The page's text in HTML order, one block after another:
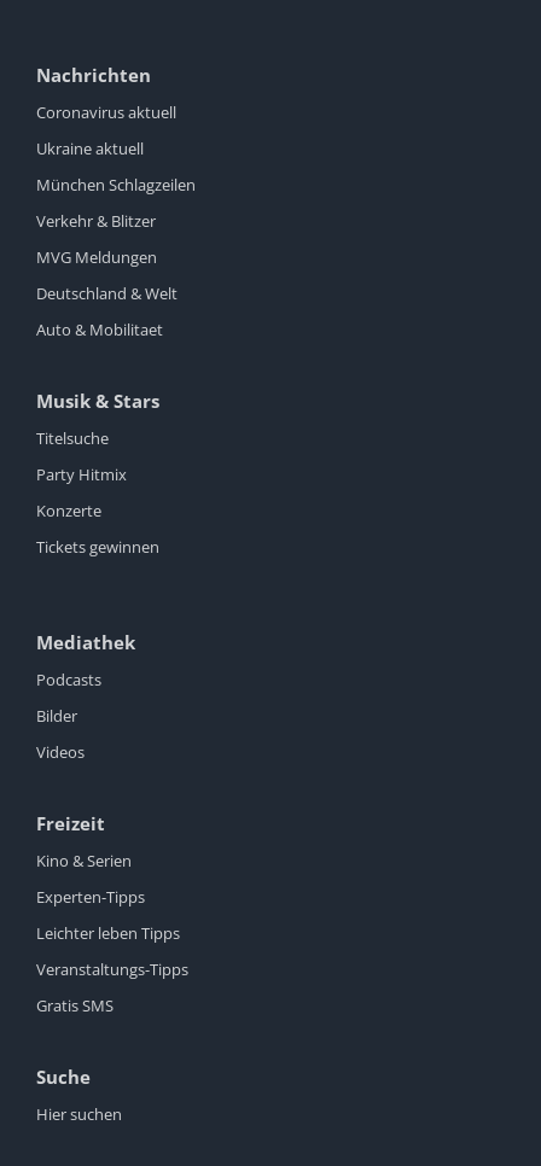
Nachrichten
Coronavirus aktuell
Ukraine aktuell
München Schlagzeilen
Verkehr & Blitzer
MVG Meldungen
Deutschland & Welt
Auto & Mobilitaet
Musik & Stars
Titelsuche
Party Hitmix
Konzerte
Tickets gewinnen
Mediathek
Podcasts
Bilder
Videos
Freizeit
Kino & Serien
Experten-Tipps
Leichter leben Tipps
Veranstaltungs-Tipps
Gratis SMS
Suche
Hier suchen